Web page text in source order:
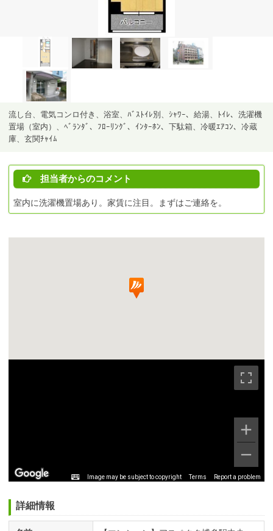
流し台、電気コンロ付き、浴室、ﾊﾞｽﾄｲﾚ別、ｼｬﾜｰ、給湯、ﾄｲﾚ、洗濯機
置場（室内）、ﾍﾞﾗﾝﾀﾞ、ﾌﾛｰﾘﾝｸﾞ、ｲﾝﾀｰﾎﾝ、下駄箱、冷暖ｴｱｺﾝ、冷蔵
庫、玄関ﾁｬｲﾑ
担当者からのコメント
室内に洗濯機置場あり。家賃に注目。まずはご連絡を。
Image may be subject to copyright Terms Report a problem
詳細情報